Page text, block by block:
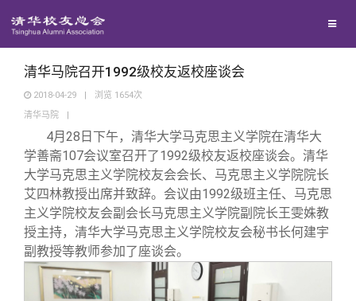
地区联络
院系校友工作
专业委员会
兴趣群体
回馈母校
捐赠新闻
捐赠纪事
捐赠方法
《清华校友通讯》
《水木清华》
我要订阅
百年清华
清华人物
清华故事
校友服务
终身学习
校友总会
清华马院召开1992级校友返校座谈会
2018-04-29 | 浏览 1654次
清华马院
|
4月28日下午，清华大学马克思主义学院在清华大
学善斋107会议室召开了1992级校友返校座谈会。清华
大学马克思主义学院校友会会长、马克思主义学院院长
艾四林教授出席并致辞。会议由1992级班主任、马克思
主义学院校友会副会长马克思主义学院副院长王雯姝教
授主持，清华大学马克思主义学院校友会秘书长何建宇
副教授等教师参加了座谈会。